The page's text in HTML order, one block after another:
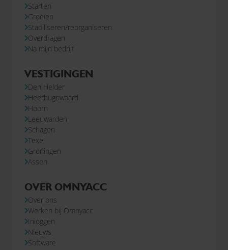
Starten
Groeien
Stabiliseren/reorganiseren
Overdragen
Na mijn bedrijf
VESTIGINGEN
Den Helder
Heerhugowaard
Hoorn
Leeuwarden
Schagen
Texel
Groningen
Assen
OVER OMNYACC
Over ons
Werken bij Omnyacc
Inloggen
Nieuws
Software